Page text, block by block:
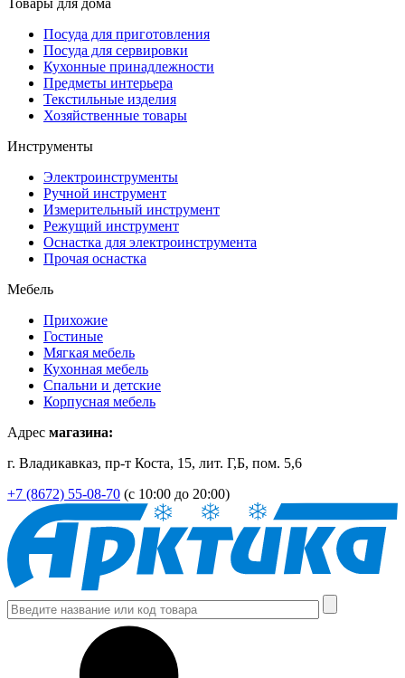
Товары для дома
Посуда для приготовления
Посуда для сервировки
Кухонные принадлежности
Предметы интерьера
Текстильные изделия
Хозяйственные товары
Инструменты
Электроинструменты
Ручной инструмент
Измерительный инструмент
Режущий инструмент
Оснастка для электроинструмента
Прочая оснастка
Мебель
Прихожие
Гостиные
Мягкая мебель
Кухонная мебель
Спальни и детские
Корпусная мебель
Адрес магазина:
г. Владикавказ, пр-т Коста, 15, лит. Г,Б, пом. 5,6
+7 (8672) 55-08-70 (с 10:00 до 20:00)